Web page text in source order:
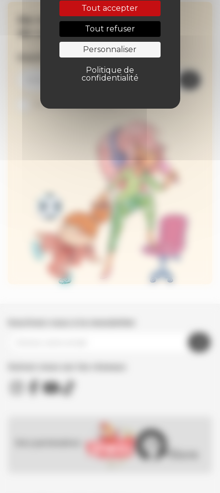
Tout accepter
Tout refuser
Personnaliser
Politique de
confidentialité
Ne manquez aucune
de nos actualités !
Inscrivez-vous à la newsletter
Je suis abonné au site